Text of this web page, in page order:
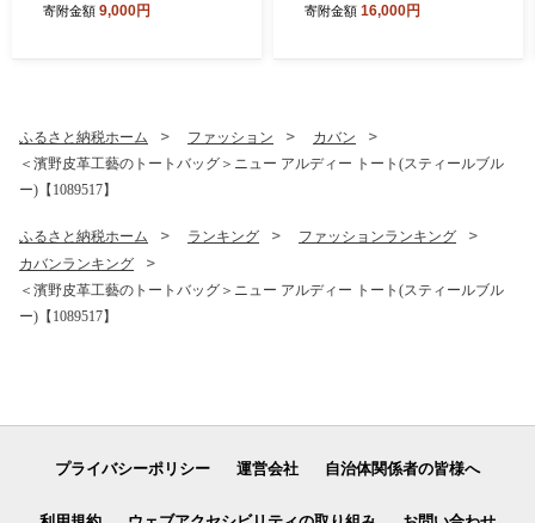
寄附金額 9,000円 寄附金額 16,000円
ふるさと納税ホーム ファッション
カバン
＜濱野皮革工藝のトートバッグ＞ニュー アルディー トート(スティールブル
ー)【1089517】
ふるさと納税ホーム ランキング
ファッションランキング
カバンランキング
＜濱野皮革工藝のトートバッグ＞ニュー アルディー トート(スティールブル
ー)【1089517】
プライバシーポリシー 運営会社 自治体関係者の皆様へ